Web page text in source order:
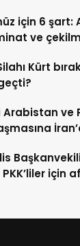
için 6 şart:
ve
Kürt
ve
için